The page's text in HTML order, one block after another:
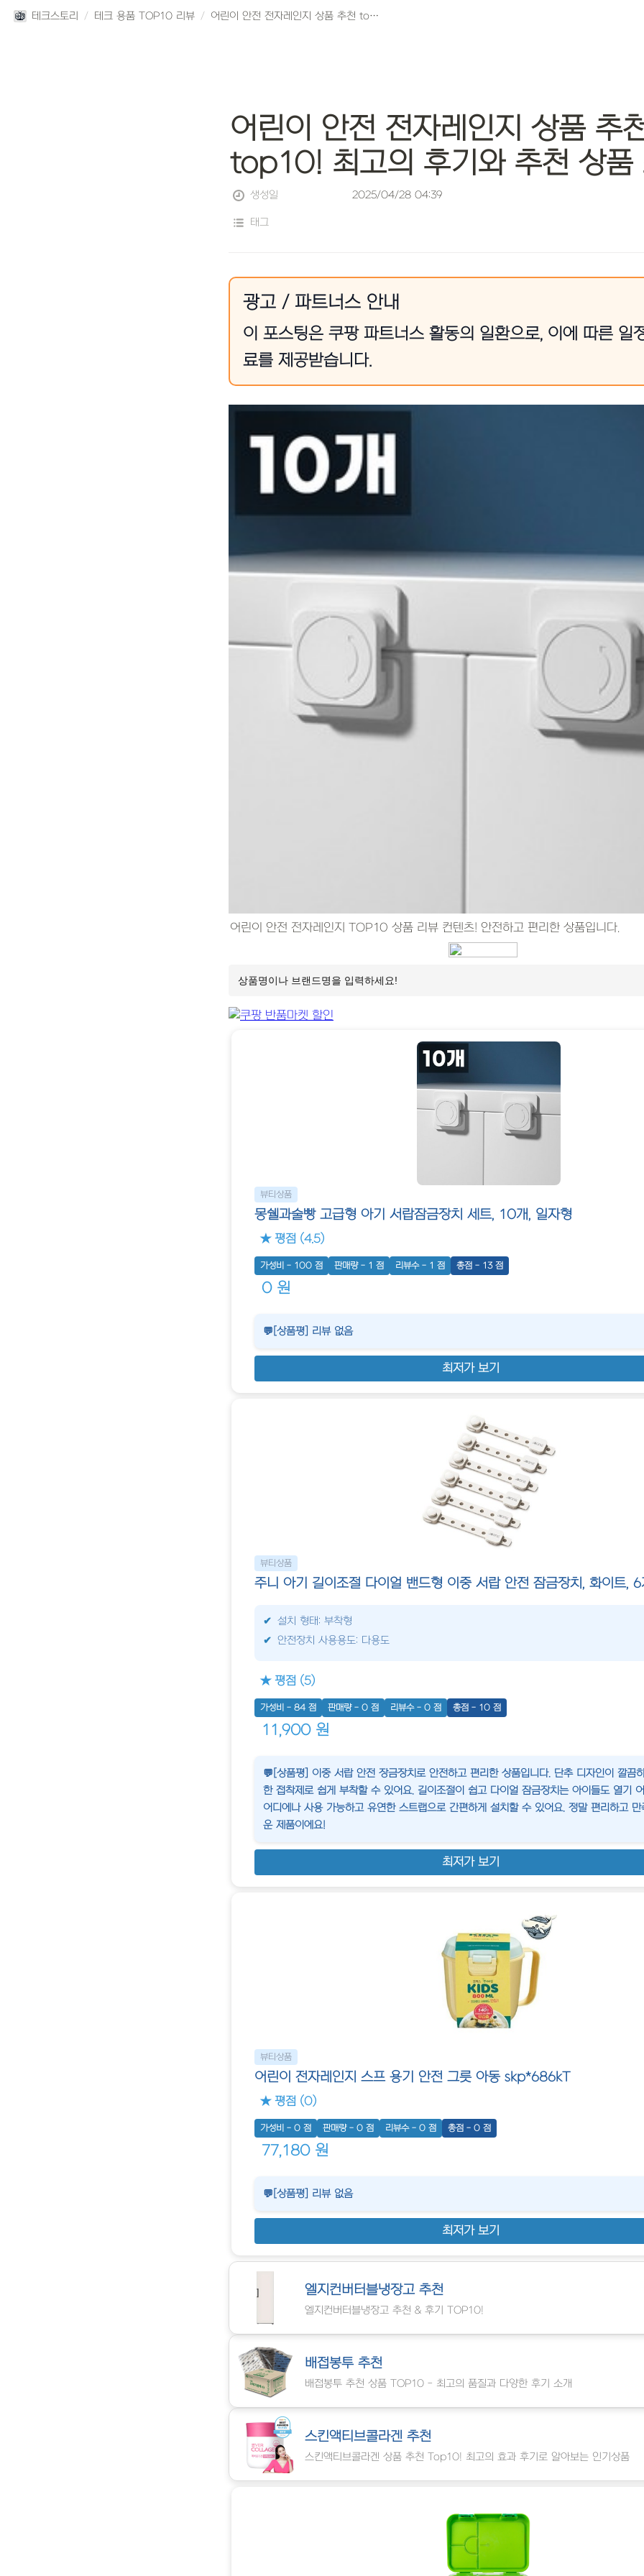
테크스토리 / 테크 용품 TOP10 리뷰 / 어린이 안전 전자레인지 상품 추천 top10! 최고의 후기와 추천 상품 소개
어린이 안전 전자레인지 상품 추
top10! 최고의 후기와 추천 상품
생성일 2025/04/28 04:39
태그
광고 / 파트너스 안내
이 포스팅은 쿠팡 파트너스 활동의 일환으로, 이에 따른 일
료를 제공받습니다.
어린이 안전 전자레인지 TOP10 상품 리뷰 컨텐츠! 안전하고 편리한 상품입니다.
뷰티상품
몽쉘과술빵 고급형 아기 서랍잠금장치 세트, 10개, 일자형
★ 평점 (4.5)
가성비 - 100 점 판매량 - 1 점 리뷰수 - 1 점 총점 - 13 점
0 원
💬[상품평] 리뷰 없음
최저가 보기
뷰티상품
주니 아기 길이조절 다이얼 밴드형 이중 서랍 안전 잠금장치, 화이트, 6
설치 형태: 부착형
안전장치 사용용도: 다용도
★ 평점 (5)
가성비 - 84 점 판매량 - 0 점 리뷰수 - 0 점 총점 - 10 점
11,900 원
💬[상품평] 이중 서랍 안전 장금장치로 안전하고 편리한 상품입니다. 단추 디자인이 깔끔
한 접착제로 쉽게 부착할 수 있어요. 길이조절이 쉽고 다이얼 잠금장치는 아이들도 열기
어디에나 사용 가능하고 유연한 스트랩으로 간편하게 설치할 수 있어요. 정말 편리하고 만
운 제품이에요!
최저가 보기
뷰티상품
어린이 전자레인지 스프 용기 안전 그릇 아동 skp*686kT
★ 평점 (0)
가성비 - 0 점 판매량 - 0 점 리뷰수 - 0 점 총점 - 0 점
77,180 원
💬[상품평] 리뷰 없음
최저가 보기
엘지컨버터블냉장고 추천
엘지컨버터블냉장고 추천 & 후기 TOP10!
배접봉투 추천
배접봉투 추천 상품 TOP10 - 최고의 품질과 다양한 후기 소개
스킨액티브콜라겐 추천
스킨액티브콜라겐 상품 추천 Top10! 최고의 효과 후기로 알아보는 인기상품